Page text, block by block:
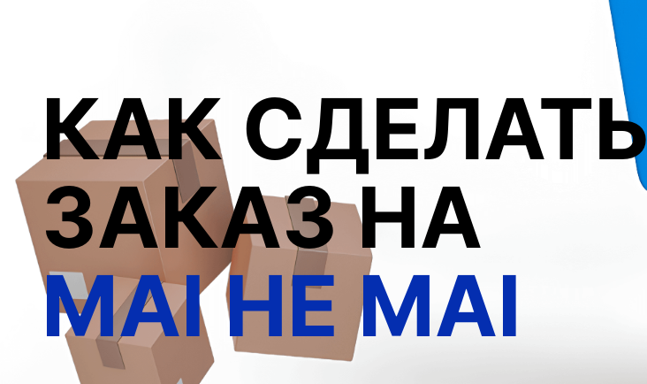
КАК СДЕЛАТЬ
ЗАКАЗ НА
MAI HE MAI